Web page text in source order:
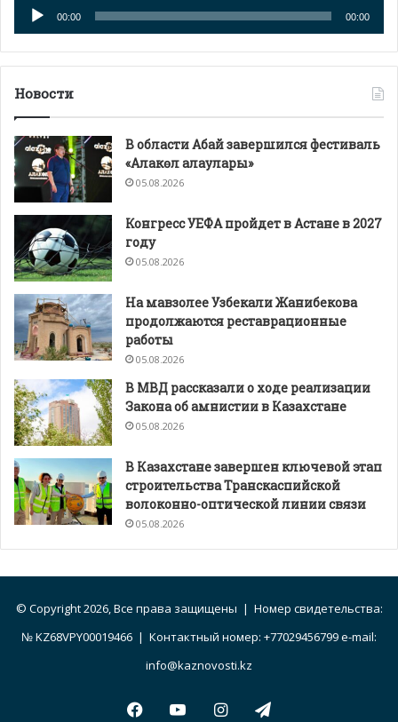
Аудиоплеер
00:00 00:00
Новости
В области Абай завершился фестиваль
«Алакөл алаулары»
05.08.2026
Конгресс УЕФА пройдет в Астане в 2027
году
05.08.2026
На мавзолее Узбекали Жанибекова
продолжаются реставрационные
работы
05.08.2026
В МВД рассказали о ходе реализации
Закона об амнистии в Казахстане
05.08.2026
В Казахстане завершен ключевой этап
строительства Транскаспийской
волоконно-оптической линии связи
05.08.2026
© Copyright 2026, Все права защищены | Номер свидетельства:
№ KZ68VPY00019466 | Контактный номер: +77029456799 e-mail:
info@kaznovosti.kz
Facebook
YouTubeInstagramTelegram